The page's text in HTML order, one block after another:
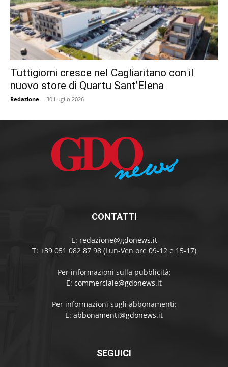
Tuttigiorni cresce nel Cagliaritano con il
nuovo store di Quartu Sant’Elena
Redazione - 30 Luglio 2026
CONTATTI
E: redazione@gdonews.it
T: +39 051 082 87 98 (Lun-Ven ore 09-12 e 15-17)
Per informazioni sulla pubblicità:
E: commerciale@gdonews.it
Per informazioni sugli abbonamenti:
E: abbonamenti@gdonews.it
SEGUICI